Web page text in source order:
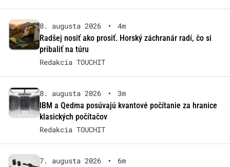
8. augusta 2026 •
4m
Radšej nosiť ako prosiť. Horský záchranár radí, čo si
pribaliť na túru
Redakcia TOUCHIT
8. augusta 2026 •
3m
IBM a Qedma posúvajú kvantové počítanie za hranice
klasických počítačov
Redakcia TOUCHIT
7. augusta 2026 •
6m